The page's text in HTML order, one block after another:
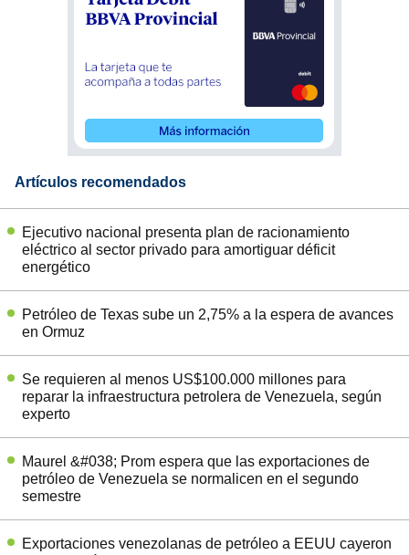
Artículos recomendados
Ejecutivo nacional presenta plan de racionamiento
eléctrico al sector privado para amortiguar déficit
energético
Petróleo de Texas sube un 2,75% a la espera de avances
en Ormuz
Se requieren al menos US$100.000 millones para
reparar la infraestructura petrolera de Venezuela, según
experto
Maurel &#038; Prom espera que las exportaciones de
petróleo de Venezuela se normalicen en el segundo
semestre
Exportaciones venezolanas de petróleo a EEUU cayeron